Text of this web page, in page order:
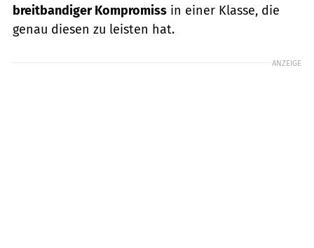
breitbandiger Kompromiss in einer Klasse, die
genau diesen zu leisten hat.
ANZEIGE